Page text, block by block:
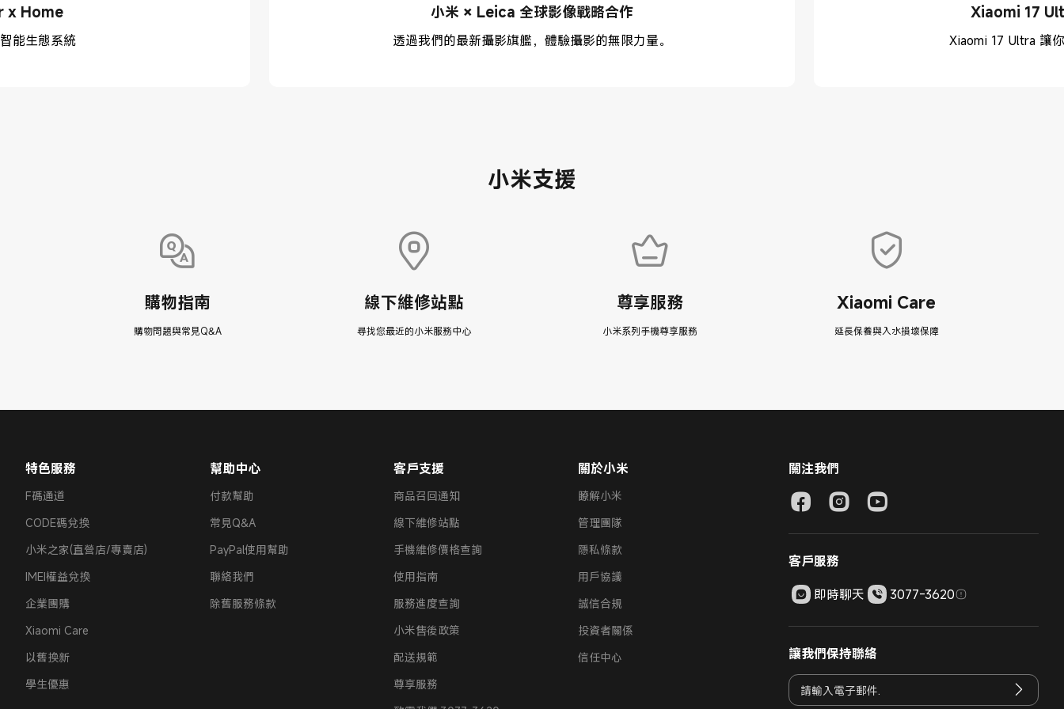
x Home
能生態系統
小米 × Leica 全球影像戰略合作
透過我們的最新攝影旗艦，體驗攝影的無限力量。
Xiaomi 17
Xiaomi 17 Ultra 讓
小米支援
購物指南
購物問題與常見Q&A
線下維修站點
尋找您最近的小米服務中心
尊享服務
小米系列手機尊享服務
Xiaomi Care
延長保養與入水損壞保障
特色服務
F碼通道
CODE碼兌換
小米之家(直營店/專賣店)
IMEI權益兌換
企業團購
Xiaomi Care
以舊換新
學生優惠
幫助中心
付款幫助
常見Q&A
PayPal使用幫助
聯絡我們
除舊服務條款
客戶支援
商品召回通知
線下維修站點
手機維修價格查詢
使用指南
服務進度查詢
小米售後政策
配送規範
尊享服務
關於小米
瞭解小米
管理團隊
隱私條款
用戶協議
誠信合規
投資者關係
信任中心
關注我們
客戶服務
即時聊天
3077-3620
讓我們保持聯絡